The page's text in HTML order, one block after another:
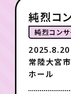
純烈コ
純烈コンサ
2025.8.20
常陸大宮
ホール